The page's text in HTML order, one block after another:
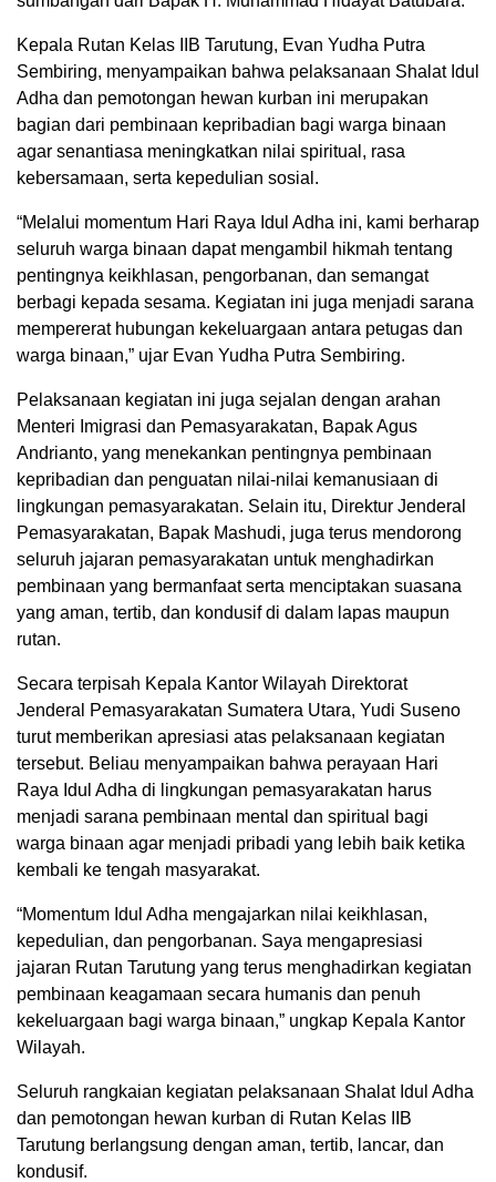
Kepala Rutan Kelas IIB Tarutung, Evan Yudha Putra
Sembiring, menyampaikan bahwa pelaksanaan Shalat Idul
Adha dan pemotongan hewan kurban ini merupakan
bagian dari pembinaan kepribadian bagi warga binaan
agar senantiasa meningkatkan nilai spiritual, rasa
kebersamaan, serta kepedulian sosial.
“Melalui momentum Hari Raya Idul Adha ini, kami berharap
seluruh warga binaan dapat mengambil hikmah tentang
pentingnya keikhlasan, pengorbanan, dan semangat
berbagi kepada sesama. Kegiatan ini juga menjadi sarana
mempererat hubungan kekeluargaan antara petugas dan
warga binaan,” ujar Evan Yudha Putra Sembiring.
Pelaksanaan kegiatan ini juga sejalan dengan arahan
Menteri Imigrasi dan Pemasyarakatan, Bapak Agus
Andrianto, yang menekankan pentingnya pembinaan
kepribadian dan penguatan nilai-nilai kemanusiaan di
lingkungan pemasyarakatan. Selain itu, Direktur Jenderal
Pemasyarakatan, Bapak Mashudi, juga terus mendorong
seluruh jajaran pemasyarakatan untuk menghadirkan
pembinaan yang bermanfaat serta menciptakan suasana
yang aman, tertib, dan kondusif di dalam lapas maupun
rutan.
Secara terpisah Kepala Kantor Wilayah Direktorat
Jenderal Pemasyarakatan Sumatera Utara, Yudi Suseno
turut memberikan apresiasi atas pelaksanaan kegiatan
tersebut. Beliau menyampaikan bahwa perayaan Hari
Raya Idul Adha di lingkungan pemasyarakatan harus
menjadi sarana pembinaan mental dan spiritual bagi
warga binaan agar menjadi pribadi yang lebih baik ketika
kembali ke tengah masyarakat.
“Momentum Idul Adha mengajarkan nilai keikhlasan,
kepedulian, dan pengorbanan. Saya mengapresiasi
jajaran Rutan Tarutung yang terus menghadirkan kegiatan
pembinaan keagamaan secara humanis dan penuh
kekeluargaan bagi warga binaan,” ungkap Kepala Kantor
Wilayah.
Seluruh rangkaian kegiatan pelaksanaan Shalat Idul Adha
dan pemotongan hewan kurban di Rutan Kelas IIB
Tarutung berlangsung dengan aman, tertib, lancar, dan
kondusif.